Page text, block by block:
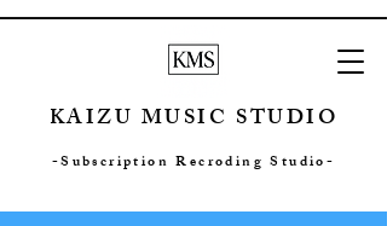
KAIZU MUSIC STUDIO
-Subscription Recroding Studio-